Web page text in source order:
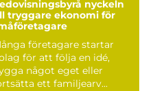
nyckeln
tryggare ekonomi för
företagare startar
för att följa en idé,
något eget eller
ett familjearv...